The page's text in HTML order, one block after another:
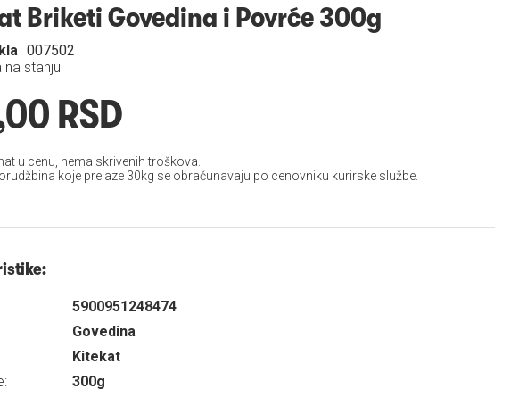
Briketi Govedina i Povrće 300g
na stanju
007502
RSD
u cenu, nema skrivenih troškova.
koje prelaze 30kg se obračunavaju po cenovniku kurirske službe.
5900951248474
Govedina
Kitekat
300g